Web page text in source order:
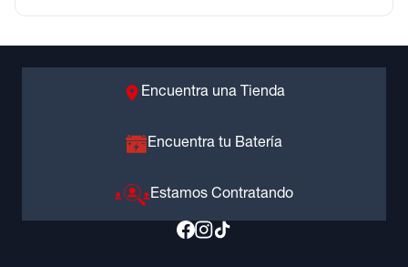
Encuentra una Tienda
Encuentra tu Batería
Estamos Contratando